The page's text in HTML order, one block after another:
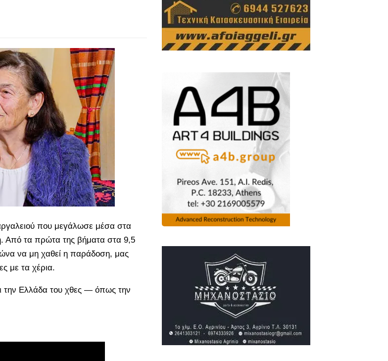
που μεγάλωσε μέσα στα
Από τα πρώτα της βήματα στα 9,5
να μη χαθεί η παράδοση, μας
με τα χέρια.
την Ελλάδα του χθες — όπως την